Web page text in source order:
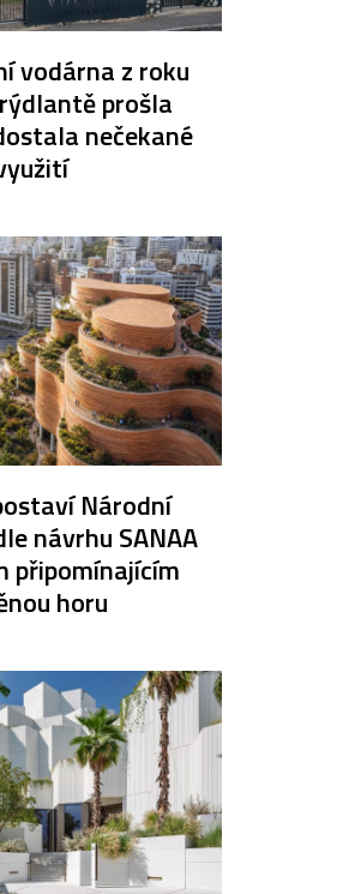
vodárna z roku
prošla
nečekané
Národní
návrhu SANAA
připomínajícím
horu